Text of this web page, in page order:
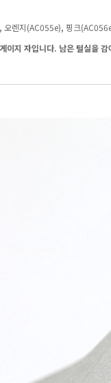
오렌지(AC055e), 핑크
이지 자입니다. 남은 털실을